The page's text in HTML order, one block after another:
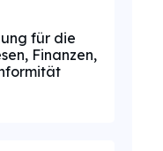
für die
Finanzen,